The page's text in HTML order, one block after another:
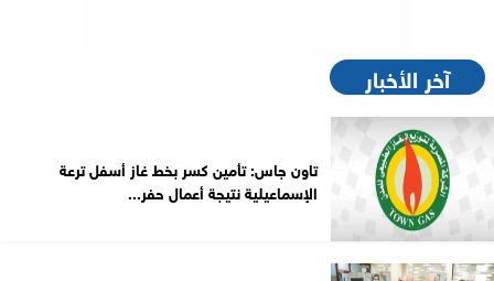
آخر الأخبار
تاون جاس: تأمين كسر بخط غاز أسفل ترعة
الإسماعيلية نتيجة أعمال حفر...